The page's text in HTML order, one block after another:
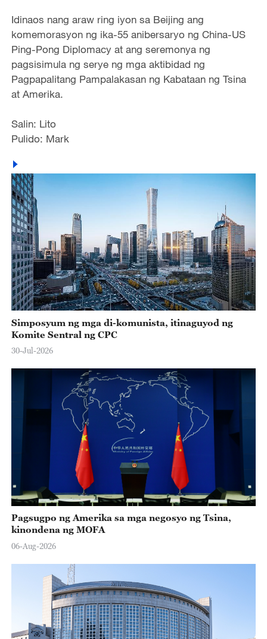
Idinaos nang araw ring iyon sa Beijing ang
komemorasyon ng ika-55 anibersaryo ng China-US
Ping-Pong Diplomacy at ang seremonya ng
pagsisimula ng serye ng mga aktibidad ng
Pagpapalitang Pampalakasan ng Kabataan ng Tsina
at Amerika.
Salin: Lito
Pulido: Mark
Simposyum ng mga di-komunista, itinaguyod ng
Komite Sentral ng CPC
30-Jul-2026
Pagsugpo ng Amerika sa mga negosyo ng Tsina,
kinondena ng MOFA
06-Aug-2026